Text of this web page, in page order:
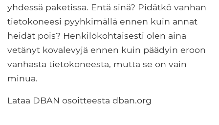
yhdessä paketissa. Entä sinä? Pidätkö vanhan
tietokoneesi pyyhkimällä ennen kuin annat
heidät pois? Henkilökohtaisesti olen aina
vetänyt kovalevyjä ennen kuin päädyin eroon
vanhasta tietokoneesta, mutta se on vain
minua.
Lataa DBAN osoitteesta dban.org